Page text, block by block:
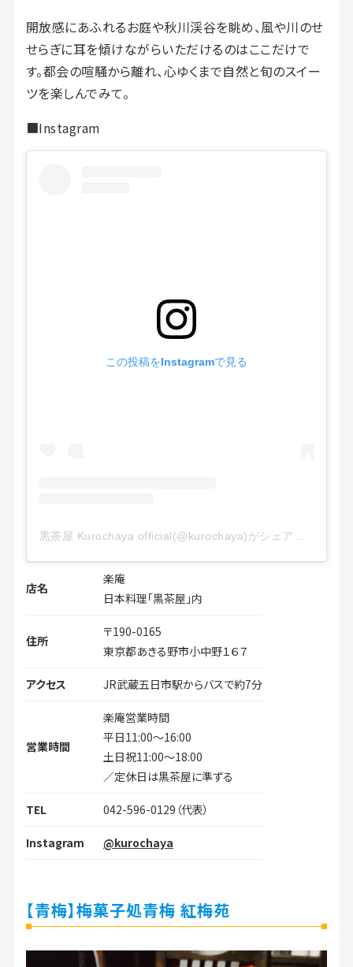
開放感にあふれるお庭や秋川渓谷を眺め、風や川のせ
せらぎに耳を傾けながらいただけるのはここだけで
す。都会の喧騒から離れ、心ゆくまで自然と旬のスイー
ツを楽しんでみて。
■Instagram
この投稿をInstagramで見る
黒茶屋 Kurochaya official(@kurochaya)がシェアした投稿
店名
楽庵
日本料理「黒茶屋」内
住所
〒190-0165
東京都あきる野市小中野１６７
アクセス JR武蔵五日市駅からバスで約7分
営業時間
楽庵営業時間
平日11:00～16:00
土日祝11:00～18:00
／定休日は黒茶屋に準ずる
TEL 042-596-0129（代表）
Instagram @kurochaya
【青梅】梅菓子処青梅 紅梅苑